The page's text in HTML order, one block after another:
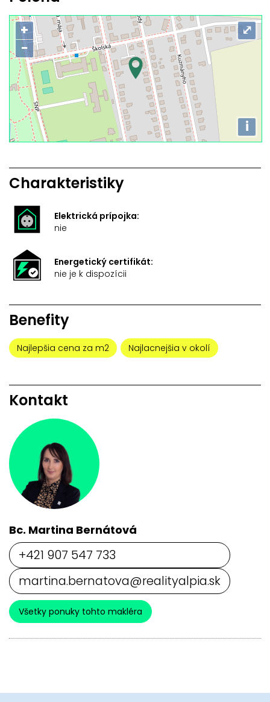
+
−
i
⤢
Charakteristiky
Elektrická prípojka:
nie
Energetický certifikát:
nie je k dispozícii
Benefity
Najlepšia cena za m2 Najlacnejšia v okolí
Kontakt
Bc. Martina Bernátová
+421 907 547 733
martina.bernatova@realityalpia.sk
Všetky ponuky tohto makléra